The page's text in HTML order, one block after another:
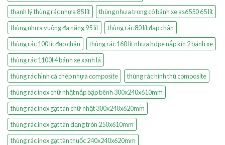
thanh lý thùng rác nhựa 85 lít
thùng nhựa trong có bánh xe as6550 65 lít
thùng nhựa vuông đa năng 95 lít
thùng rác 80 lít đạp chân
thùng rác 100 lít đạp chân
thùng rác 160 lít nhựa hdpe nắp kín 2 bánh xe
thùng rác 1100l 4 bánh xe xanh lá
thùng rác hình cá chép nhựa composite
thùng rác hình thú composite
thùng rác inox chữ nhật nắp bập bênh 300x240x610mm
thùng rác inox gạt tàn chữ nhật 300x240x620mm
thùng rác inox gạt tàn dạng tròn 250x610mm
thùng rác inox gạt tàn thuốc 240x240x620mm